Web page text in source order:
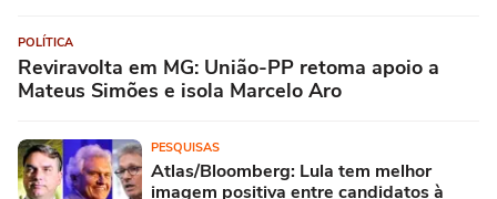
POLÍTICA
Reviravolta em MG: União-PP retoma apoio a
Mateus Simões e isola Marcelo Aro
PESQUISAS
Atlas/Bloomberg: Lula tem melhor
imagem positiva entre candidatos à